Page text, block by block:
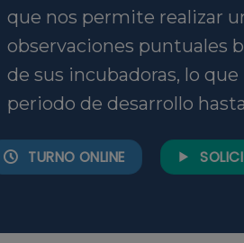
que nos permite realizar
observaciones puntuales
de sus incubadoras, lo
periodo de desarrollo
TURNO ONLINE